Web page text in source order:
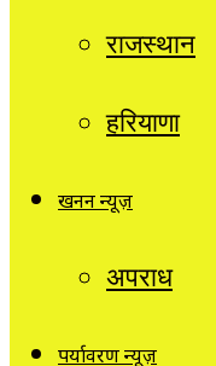
राजस्थान
हरियाणा
खनन न्यूज़
अपराध
पर्यावरण न्यूज़